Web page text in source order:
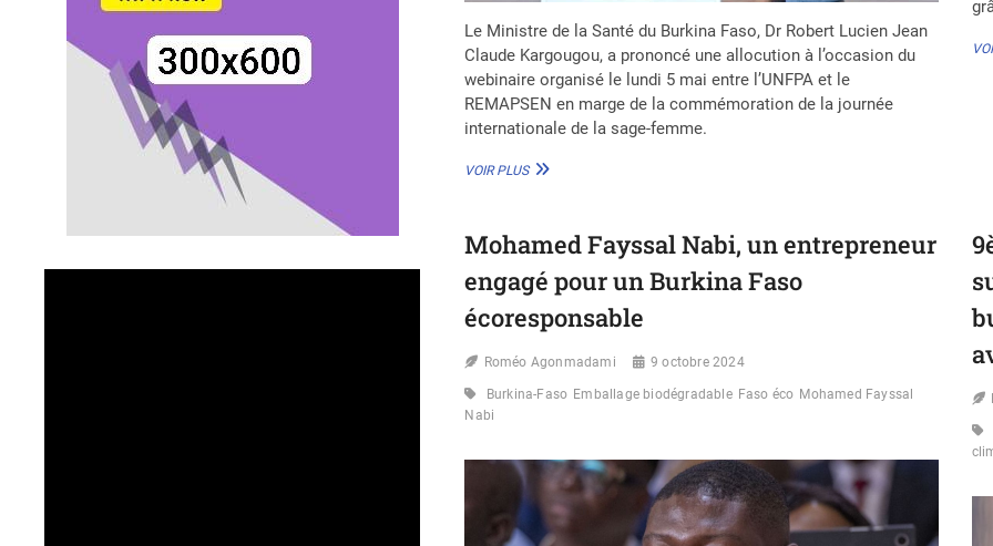
Le Ministre de la Santé du Burkina Faso, Dr Robert Lucien Jean
Claude Kargougou, a prononcé une allocution à l’occasion du
webinaire organisé le lundi 5 mai entre l’UNFPA et le
REMAPSEN en marge de la commémoration de la journée
internationale de la sage-femme.
VOIR PLUSJOURNÉE
FEMME
LE
BURKINABÈ
LA
SANTÉ
LA
QUALITÉ
ET
Mohamed Fayssal Nabi, un entrepreneur
engagé pour un Burkina Faso
écoresponsable
Roméo Agonmadami 9 octobre 2024
Burkina-Faso Emballage biodégradable Faso éco Mohamed Fayssal
Nabi